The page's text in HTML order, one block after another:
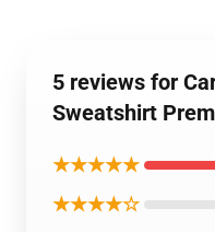
5 reviews for
Sweatshirt
★★★★★
★★★★☆